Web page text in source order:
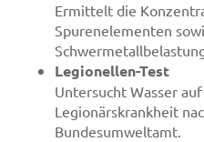
Ermittelt die
Spurenelementen
Legionellen-Test
Untersucht Wasser
Legionärskrankheit
Bundesumweltamt.